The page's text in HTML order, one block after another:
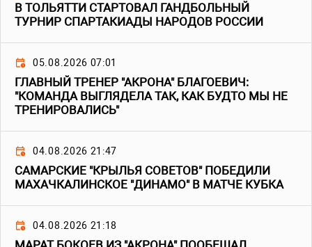
В ТОЛЬЯТТИ СТАРТОВАЛ ГАНДБОЛЬНЫЙ
ТУРНИР СПАРТАКИАДЫ НАРОДОВ РОССИИ
05.08.2026 07:01
ГЛАВНЫЙ ТРЕНЕР "АКРОНА" БЛАГОЕВИЧ:
"КОМАНДА ВЫГЛЯДЕЛА ТАК, КАК БУДТО МЫ НЕ
ТРЕНИРОВАЛИСЬ"
04.08.2026 21:47
САМАРСКИЕ "КРЫЛЬЯ СОВЕТОВ" ПОБЕДИЛИ
МАХАЧКАЛИНСКОЕ "ДИНАМО" В МАТЧЕ КУБКА
04.08.2026 21:18